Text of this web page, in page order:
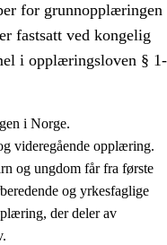
for grunnopplæringen
fastsatt ved kongelig
i opplæringsloven § 1-
i Norge.
videregående opplæring.
og ungdom får fra første
og yrkesfaglige
der deler av